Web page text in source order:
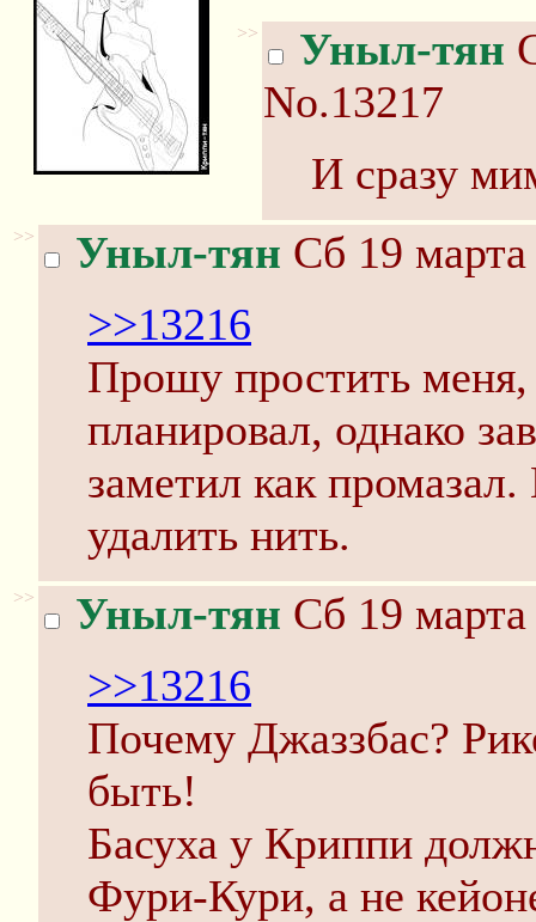
>> Уныл-тян
No.13217
И сразу
>> Уныл-тян Сб 19
>>13216
Прошу простить меня,
планировал, однако
заметил как
удалить нить.
>> Уныл-тян Сб 19
>>13216
Почему Джаззбас?
быть!
Басуха у Криппи
Фури-Кури, а не